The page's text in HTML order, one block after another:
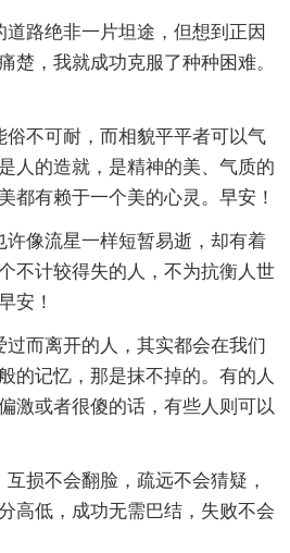
路绝非一片坦途，但想到正因
楚，我就成功克服了种种困难。
俗不可耐，而相貌平平者可以气
人的造就，是精神的美、气质的
都有赖于一个美的心灵。早安！
许像流星一样短暂易逝，却有着
不计较得失的人，不为抗衡人世
安！
过而离开的人，其实都会在我们
的记忆，那是抹不掉的。有的人
激或者很傻的话，有些人则可以
损不会翻脸，疏远不会猜疑，
高低，成功无需巴结，失败不会